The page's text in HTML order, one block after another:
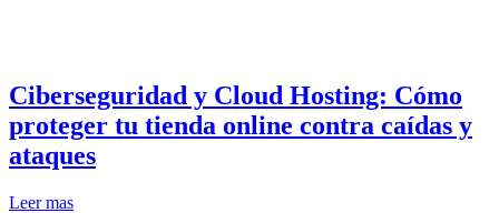
Ciberseguridad y Cloud Hosting: Cómo
proteger tu tienda online contra caídas y
ataques
Leer mas